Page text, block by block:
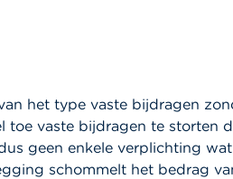
het type vaste bijdragen
toe vaste bijdragen te storten
geen enkele verplichting
schommelt het bedrag